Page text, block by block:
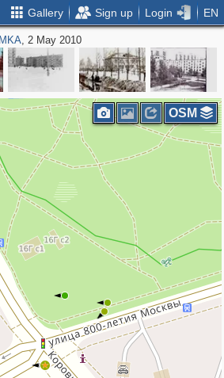
Gallery Sign up Login EN
, 2 May 2010
OSM